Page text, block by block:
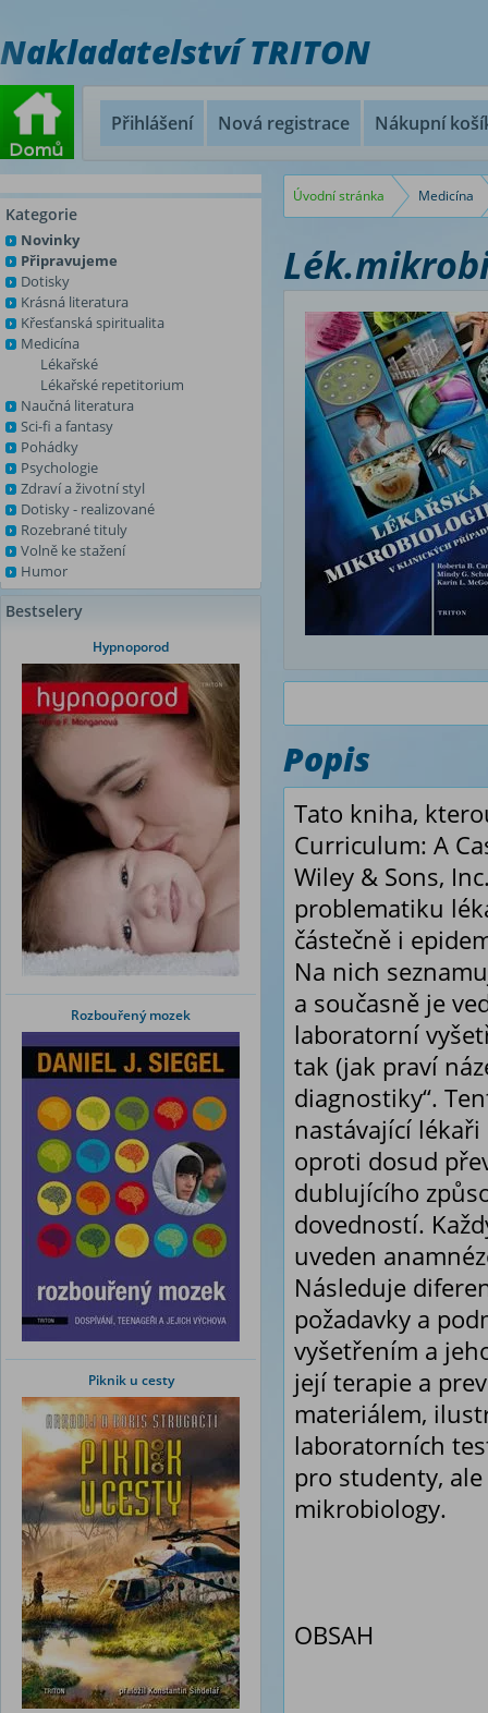
Nakladatelství TRITON
Přihlášení Nová registrace Nákupní
Kategorie
Novinky
Připravujeme
Dotisky
Krásná literatura
Křesťanská spiritualita
Medicína
Lékařské
Lékařské repetitorium
Naučná literatura
Sci-fi a fantasy
Pohádky
Psychologie
Zdraví a životní styl
Dotisky - realizované
Rozebrané tituly
Volně ke stažení
Humor
Bestselery
Hypnoporod
Rozbouřený mozek
Piknik u cesty
Úvodní stránka Medicína
Popis
Tato kniha,
Curriculum: A
Wiley & Sons,
problematiku
částečně i
Na nich
a současně je
laboratorní
tak (jak praví
diagnostiky“.
nastávající
oproti dosud
dublujícího
dovedností.
uveden
Následuje
požadavky a
vyšetřením a
její terapie a
materiálem,
laboratorních
pro studenty,
mikrobiology.
OBSAH